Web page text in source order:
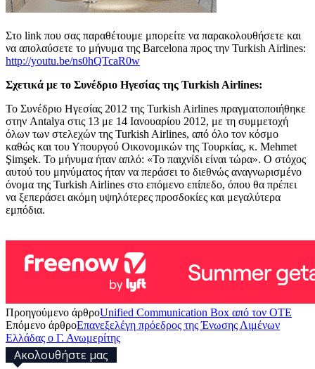
Στο link που σας παραθέτουμε μπορείτε να παρακολουθήσετε και
να απολαύσετε το μήνυμα της Barcelona προς την Turkish Airlines:
http://youtu.be/ns0hQTcaR0w
Σχετικά με το Συνέδριο Ηγεσίας της Turkish Airlines:
Το Συνέδριο Ηγεσίας 2012 της Turkish Airlines πραγματοποιήθηκε
στην Antalya στις 13 με 14 Ιανουαρίου 2012, με τη συμμετοχή
όλων των στελεχών της Turkish Airlines, από όλο τον κόσμο
καθώς και του Υπουργού Οικονομικών της Τουρκίας, κ. Mehmet
Şimşek. Το μήνυμα ήταν απλό: «Το παιχνίδι είναι τώρα». Ο στόχος
αυτού του μηνύματος ήταν να περάσει το διεθνώς αναγνωρισμένο
όνομα της Turkish Airlines στο επόμενο επίπεδο, όπου θα πρέπει
να ξεπεράσει ακόμη υψηλότερες προσδοκίες και μεγαλύτερα
εμπόδια.
Προηγούμενο άρθροUnified Communication Box από τον ΟΤΕ
Επόμενο άρθροΕπανεξελέγη πρόεδρος της Ένωσης Λιμένων
Ελλάδας ο Γ. Ανωμερίτης
Ακολουθήστε μας